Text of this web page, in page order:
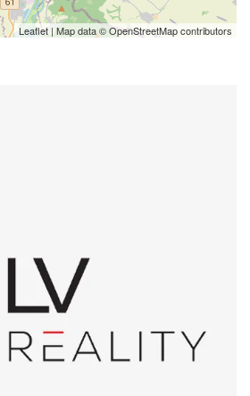
Leaflet | Map data ©OpenStreetMapcontributors